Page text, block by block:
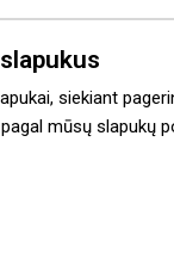
siekiant
mūsų slapukų